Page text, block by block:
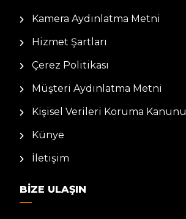
Kamera Aydınlatma Metni
Hizmet Şartları
Çerez Politikası
Müşteri Aydınlatma Metni
Kişisel Verileri Koruma Kanunu
Künye
İletişim
BIZE ULAŞIN